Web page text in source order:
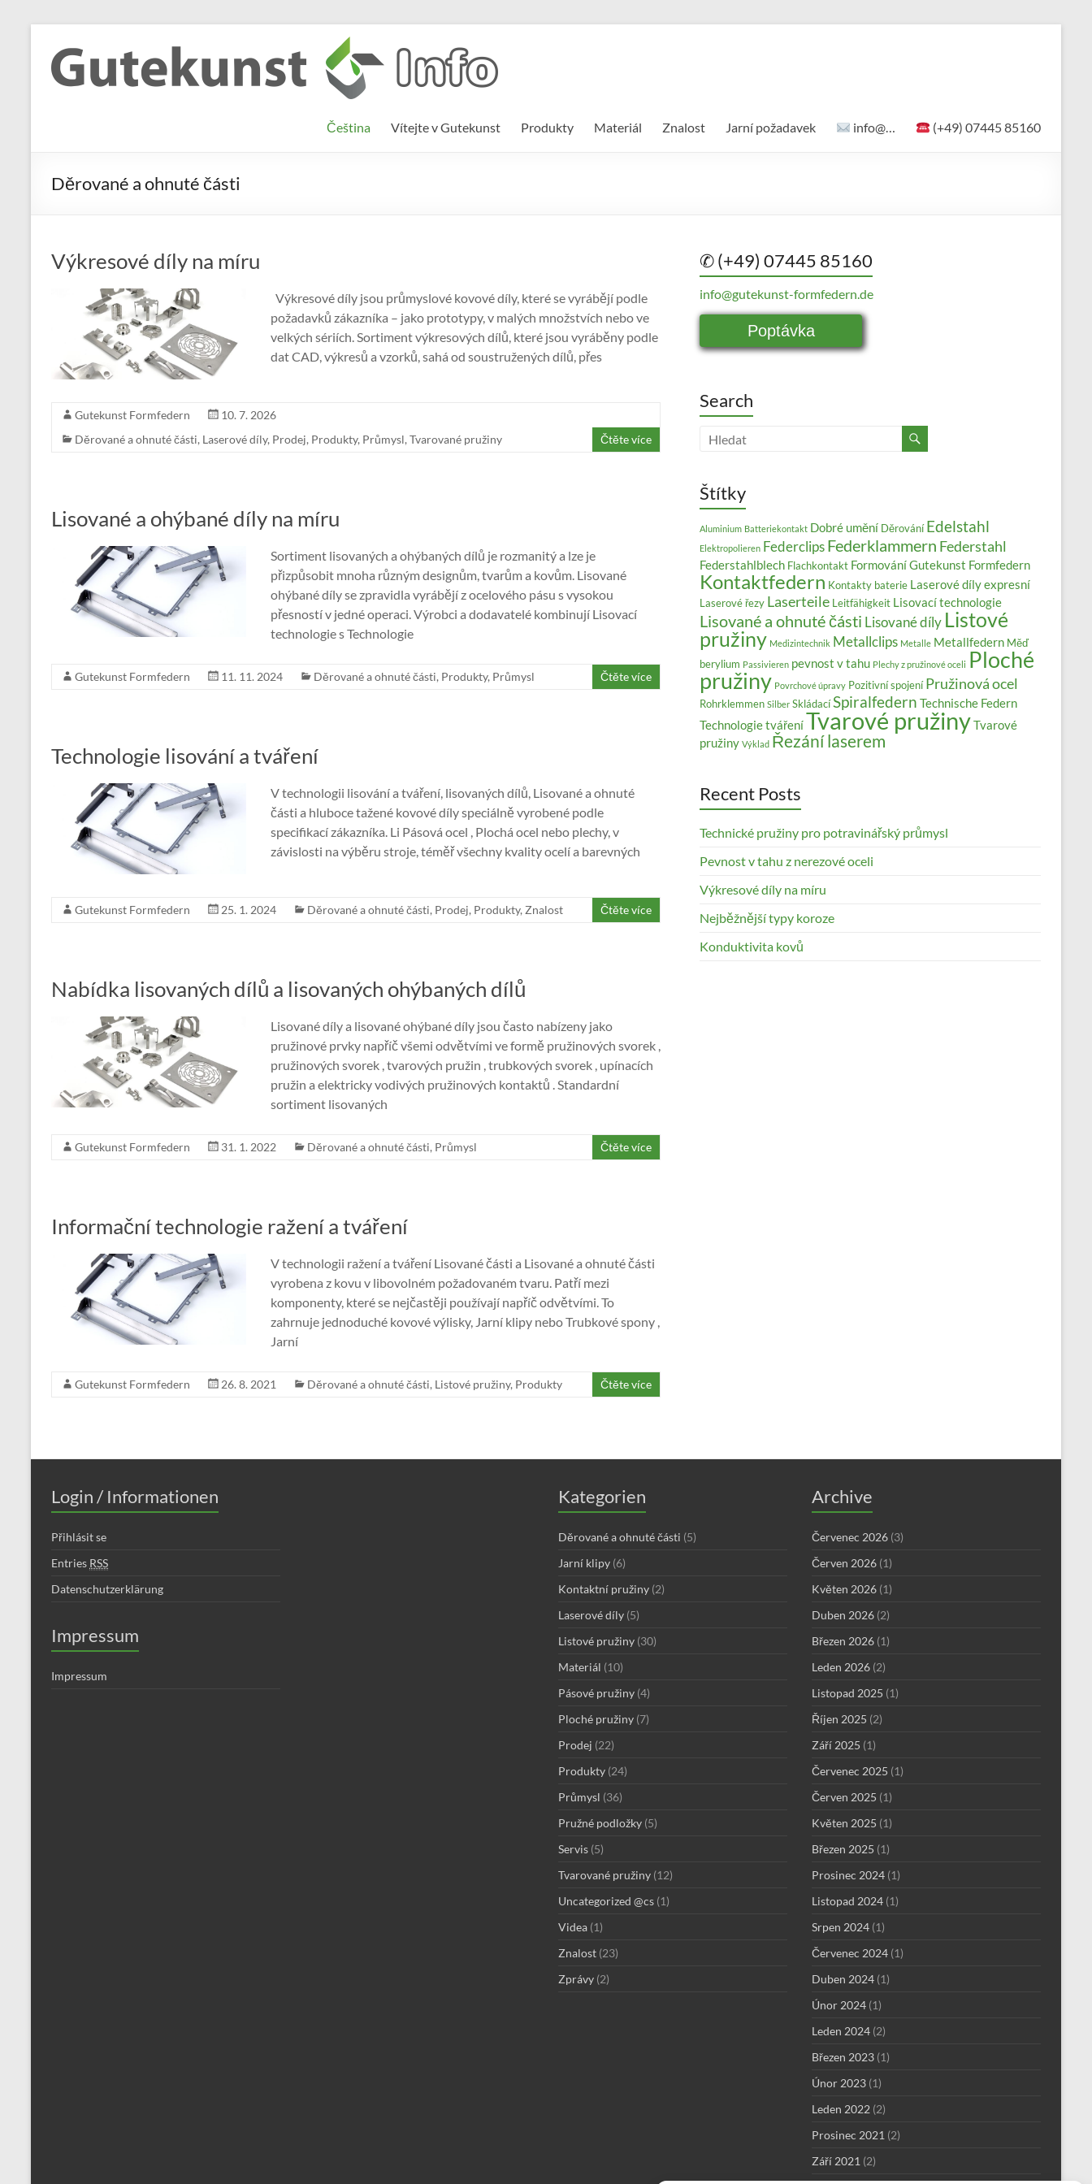
content
Gutekunst
Formfedern
Informationen
und
Wissenswertes
Čeština Vítejte v Gutekunst Produkty Materiál Znalost Jarní požadavek info@… (+49) 07445 85160
Děrované a ohnuté části
Výkresové díly na míru
Výkresové díly jsou průmyslové kovové díly, které se vyrábějí podle
požadavků zákazníka – jako prototypy, v malých množstvích nebo ve
velkých sériích. Sortiment výkresových dílů, které jsou vyráběny podle
dat CAD, výkresů a vzorků, sahá od soustružených dílů, přes
Gutekunst Formfedern
10. 7. 2026
Děrované a ohnuté části, Laserové díly, Prodej, Produkty, Průmysl, Tvarované pružiny Čtěte více
Lisované a ohýbané díly na míru
Sortiment lisovaných a ohýbaných dílů je rozmanitý a lze je
přizpůsobit mnoha různým designům, tvarům a kovům. Lisované
ohýbané díly se zpravidla vyrábějí z ocelového pásu s vysokou
přesností v jedné operaci. Výrobci a dodavatelé kombinují Lisovací
technologie s Technologie
Gutekunst Formfedern 11. 11. 2024 Děrované a ohnuté části, Produkty, Průmysl Čtěte více
Technologie lisování a tváření
V technologii lisování a tváření, lisovaných dílů, Lisované a ohnuté
části a hluboce tažené kovové díly speciálně vyrobené podle
specifikací zákazníka. Li Pásová ocel , Plochá ocel nebo plechy, v
závislosti na výběru stroje, téměř všechny kvality ocelí a barevných
Gutekunst Formfedern 25. 1. 2024 Děrované a ohnuté části, Prodej, Produkty, Znalost Čtěte více
Nabídka lisovaných dílů a lisovaných ohýbaných dílů
Lisované díly a lisované ohýbané díly jsou často nabízeny jako
pružinové prvky napříč všemi odvětvími ve formě pružinových svorek ,
pružinových svorek , tvarových pružin , trubkových svorek , upínacích
pružin a elektricky vodivých pružinových kontaktů . Standardní
sortiment lisovaných
Gutekunst Formfedern 31. 1. 2022 Děrované a ohnuté části, Průmysl Čtěte více
Informační technologie ražení a tváření
V technologii ražení a tváření Lisované části a Lisované a ohnuté části
vyrobena z kovu v libovolném požadovaném tvaru. Patří mezi
komponenty, které se nejčastěji používají napříč odvětvími. To
zahrnuje jednoduché kovové výlisky, Jarní klipy nebo Trubkové spony ,
Jarní
Gutekunst Formfedern 26. 8. 2021 Děrované a ohnuté části, Listové pružiny, Produkty Čtěte více
✆ (+49) 07445 85160
info@gutekunst-formfedern.de
Poptávka
Search
Štítky
Aluminium Batteriekontakt Dobré umění Děrování Edelstahl
Elektropolieren FederclipsFederklammern Federstahl
Federstahlblech Flachkontakt FormováníGutekunst Formfedern
Kontaktfedern Kontakty baterie Laserové díly expresní
Laserové řezy Laserteile Leitfähigkeit Lisovací technologie
Lisované a ohnuté části Lisované díly Listové
pružiny Medizintechnik Metallclips Metalle Metallfedern Měď
berylium Passivieren pevnost v tahu Plechy z pružinové oceli Ploché
pružiny Povrchové úpravy Pozitivní spojení Pružinová ocel
Rohrklemmen Silber SkládacíSpiralfedern Technische Federn
Technologie tvářeníTvarové pružinyTvarové
pružiny Výklad Řezání laserem
Recent Posts
Technické pružiny pro potravinářský průmysl
Pevnost v tahu z nerezové oceli
Výkresové díly na míru
Nejběžnější typy koroze
Konduktivita kovů
Login / Informationen
Přihlásit se
Entries RSS
Datenschutzerklärung
Impressum
Impressum
Kategorien
Děrované a ohnuté části (5)
Jarní klipy (6)
Kontaktní pružiny (2)
Laserové díly (5)
Listové pružiny (30)
Materiál (10)
Pásové pružiny (4)
Ploché pružiny (7)
Prodej (22)
Produkty (24)
Průmysl (36)
Pružné podložky (5)
Servis (5)
Tvarované pružiny (12)
Uncategorized @cs (1)
Videa (1)
Znalost (23)
Zprávy (2)
Archive
Červenec 2026 (3)
Červen 2026 (1)
Květen 2026 (1)
Duben 2026 (2)
Březen 2026 (1)
Leden 2026 (2)
Listopad 2025 (1)
Říjen 2025 (2)
Září 2025 (1)
Červenec 2025 (1)
Červen 2025 (1)
Květen 2025 (1)
Březen 2025 (1)
Prosinec 2024 (1)
Listopad 2024 (1)
Srpen 2024 (1)
Červenec 2024 (1)
Duben 2024 (1)
Únor 2024 (1)
Leden 2024 (2)
Březen 2023 (1)
Únor 2023 (1)
Leden 2022 (2)
Prosinec 2021 (2)
Září 2021 (2)